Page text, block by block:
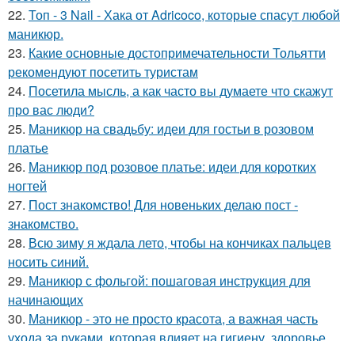
22. Топ - 3 Nail - Хака от Adricoco, которые спасут любой
маникюр.
23. Какие основные достопримечательности Тольятти
рекомендуют посетить туристам
24. Посетила мысль, а как часто вы думаете что скажут
про вас люди?
25. Маникюр на свадьбу: идеи для гостьи в розовом
платье
26. Маникюр под розовое платье: идеи для коротких
ногтей
27. Пост знакомство! Для новеньких делаю пост -
знакомство.
28. Всю зиму я ждала лето, чтобы на кончиках пальцев
носить синий.
29. Маникюр с фольгой: пошаговая инструкция для
начинающих
30. Маникюр - это не просто красота, а важная часть
ухода за руками, которая влияет на гигиену, здоровье